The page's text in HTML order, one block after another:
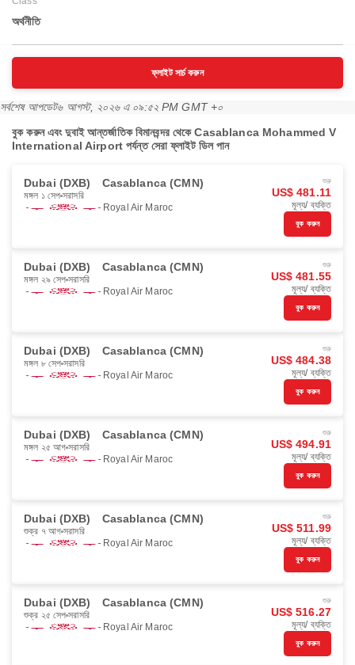
অর্থনীতি
ফ্লাইট সার্চ করুন
সর্বশেষ আপডেট৬ আগস্ট, ২০২৬ এ ০৯:৫২ PM GMT +০
বুক করুন এবং দুবাই আন্তর্জাতিক বিমানবন্দর থেকে Casablanca Mohammed V
International Airport পর্যন্ত সেরা ফ্লাইট ডিল পান
Dubai (DXB) Casablanca (CMN)
মঙ্গল ১ সেপ সরাসরি
Royal Air Maroc
শুরু
US$ 481.11
মূল্য/ ব্যক্তি
বুক করুন
Dubai (DXB) Casablanca (CMN)
মঙ্গল ২৯ সেপ সরাসরি
Royal Air Maroc
শুরু
US$ 481.55
মূল্য/ ব্যক্তি
বুক করুন
Dubai (DXB) Casablanca (CMN)
মঙ্গল ৮ সেপ সরাসরি
Royal Air Maroc
শুরু
US$ 484.38
মূল্য/ ব্যক্তি
বুক করুন
Dubai (DXB) Casablanca (CMN)
মঙ্গল ২৫ আগ সরাসরি
Royal Air Maroc
শুরু
US$ 494.91
মূল্য/ ব্যক্তি
বুক করুন
Dubai (DXB) Casablanca (CMN)
শুক্র ৭ আগ সরাসরি
Royal Air Maroc
শুরু
US$ 511.99
মূল্য/ ব্যক্তি
বুক করুন
Dubai (DXB) Casablanca (CMN)
শুক্র ২৫ সেপ সরাসরি
Royal Air Maroc
শুরু
US$ 516.27
মূল্য/ ব্যক্তি
বুক করুন